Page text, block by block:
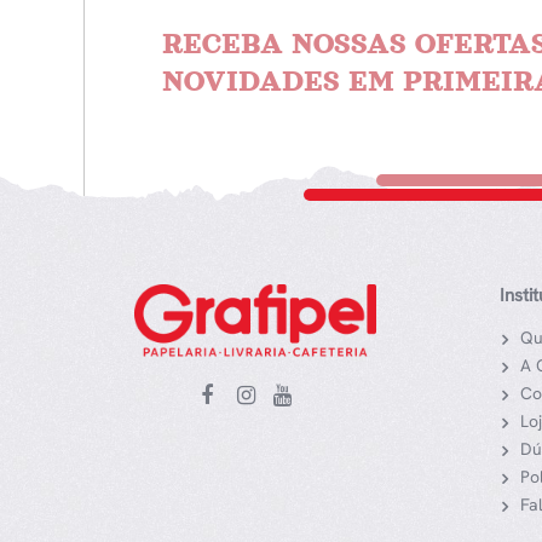
RECEBA NOSSAS
NOVIDADES EM
A